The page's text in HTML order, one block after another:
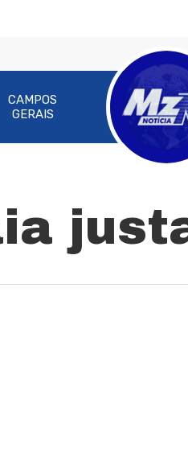
CAMPOS
GERAIS